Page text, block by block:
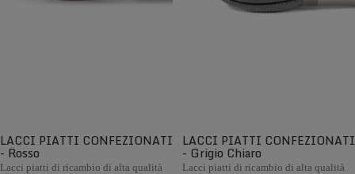
LACCI PIATTI CONFEZIONATI
- Rosso
Lacci piatti di ricambio di alta qualità
LACCI PIATTI CONFEZIONATI
- Grigio Chiaro
Lacci piatti di ricambio di alta qualità